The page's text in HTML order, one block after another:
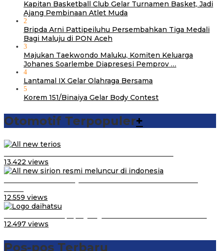
Kapitan Basketball Club Gelar Turnamen Basket, Jadi
Ajang Pembinaan Atlet Muda
2
Bripda Arni Pattipeiluhu Persembahkan Tiga Medali
Bagi Maluju di PON Aceh
3
Majukan Taekwondo Maluku, Komiten Keluarga
Johanes Soarlembe Diapresesi Pemprov …
4
Lantamal IX Gelar Olahraga Bersama
5
Korem 151/Binaiya Gelar Body Contest
Otomotif Terpopuler+
13.422 views
12.559 views
12.497 views
Pos-pos Terbaru